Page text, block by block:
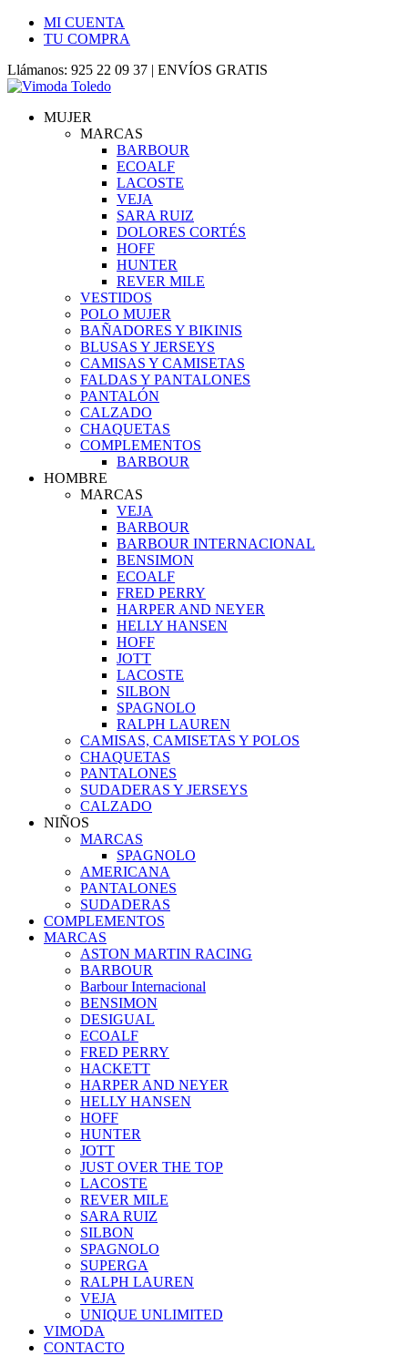
MI CUENTA
TU COMPRA
Llámanos: 925 22 09 37 | ENVÍOS GRATIS
MUJER
MARCAS
BARBOUR
ECOALF
LACOSTE
VEJA
SARA RUIZ
DOLORES CORTÉS
HOFF
HUNTER
REVER MILE
VESTIDOS
POLO MUJER
BAÑADORES Y BIKINIS
BLUSAS Y JERSEYS
CAMISAS Y CAMISETAS
FALDAS Y PANTALONES
PANTALÓN
CALZADO
CHAQUETAS
COMPLEMENTOS
BARBOUR
HOMBRE
MARCAS
VEJA
BARBOUR
BARBOUR INTERNACIONAL
BENSIMON
ECOALF
FRED PERRY
HARPER AND NEYER
HELLY HANSEN
HOFF
JOTT
LACOSTE
SILBON
SPAGNOLO
RALPH LAUREN
CAMISAS, CAMISETAS Y POLOS
CHAQUETAS
PANTALONES
SUDADERAS Y JERSEYS
CALZADO
NIÑOS
MARCAS
SPAGNOLO
AMERICANA
PANTALONES
SUDADERAS
COMPLEMENTOS
MARCAS
ASTON MARTIN RACING
BARBOUR
Barbour Internacional
BENSIMON
DESIGUAL
ECOALF
FRED PERRY
HACKETT
HARPER AND NEYER
HELLY HANSEN
HOFF
HUNTER
JOTT
JUST OVER THE TOP
LACOSTE
REVER MILE
SARA RUIZ
SILBON
SPAGNOLO
SUPERGA
RALPH LAUREN
VEJA
UNIQUE UNLIMITED
VIMODA
CONTACTO